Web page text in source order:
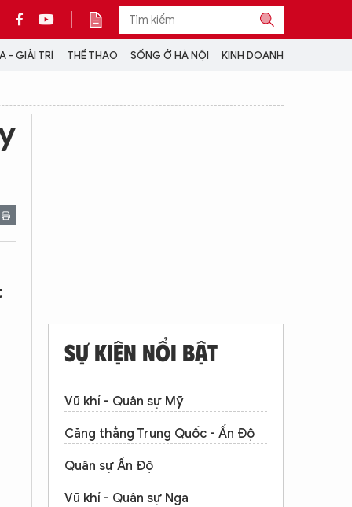
- GIẢI TRÍ THỂ THAO SỐNG Ở HÀ NỘI KINH DOANH
SỰ KIỆN NỔI BẬT
Vũ khí - Quân sự Mỹ
Căng thẳng Trung Quốc - Ấn Độ
Quân sự Ấn Độ
Vũ khí - Quân sự Nga